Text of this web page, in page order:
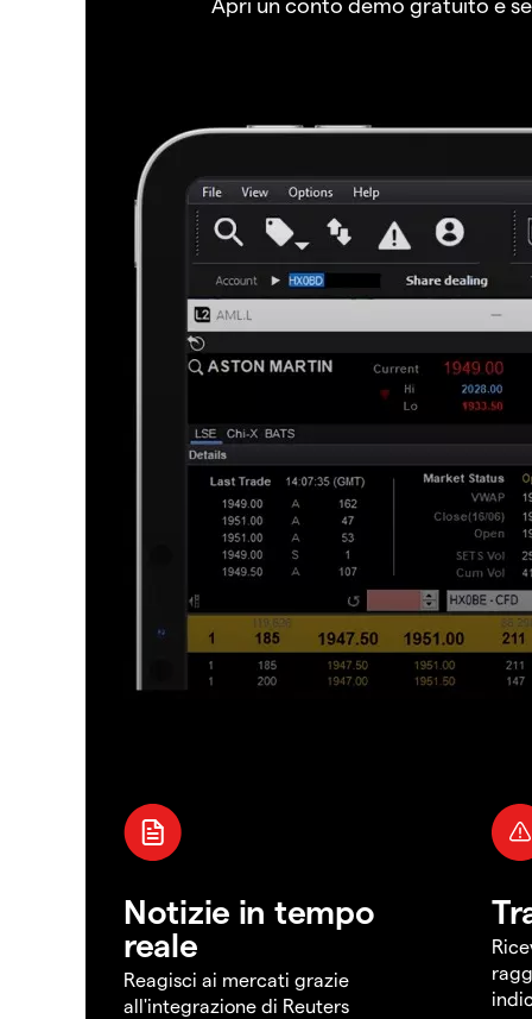
Notizie in tempo
reale
Reagisci ai mercati grazie
all'integrazione di Reuters